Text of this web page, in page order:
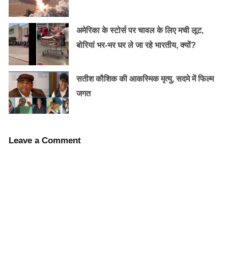
अमेरिका के स्टोर्स पर चावल के लिए मची लूट,
बोरियां भर-भर घर ले जा रहे भारतीय, क्यों?
सतीश कौशिक की आकस्मिक मृत्यु, सदमे में फिल्म
जगत
Leave a Comment